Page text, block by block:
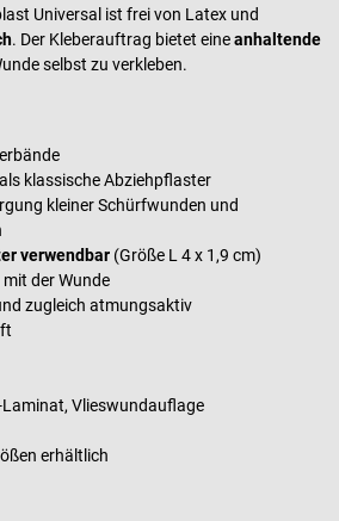
Universal ist frei von Latex und
. Der Kleberauftrag bietet eineanhaltende
selbst zu verkleben.
klassische Abziehpflaster
kleiner Schürfwunden und
verwendbar (Größe L 4 x 1,9 cm)
der Wunde
zugleich atmungsaktiv
Vlieswundauflage
erhältlich